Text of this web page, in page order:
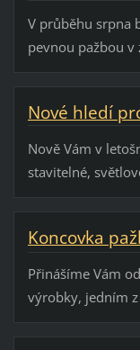
V průběhu srpna
pevnou pažbou v
Nové hledí
Nově Vám v
stavitelné,
Koncovka
Přinášíme Vám
výrobky, jedním